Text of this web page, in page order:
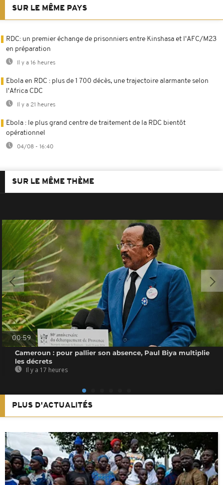
SUR LE MÊME PAYS
RDC: un premier échange de prisonniers entre Kinshasa et l'AFC/M23
en préparation
Il y a 16 heures
Ebola en RDC : plus de 1 700 décès, une trajectoire alarmante selon
l'Africa CDC
Il y a 21 heures
Ebola : le plus grand centre de traitement de la RDC bientôt
opérationnel
04/08 - 16:40
SUR LE MÊME THÈME
00:59
Cameroun : pour pallier son absence, Paul Biya multiplie
les décrets
Il y a 17 heures
PLUS D'ACTUALITÉS